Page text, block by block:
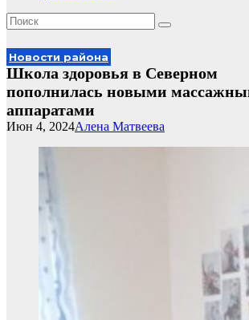
Новости района
Школа здоровья в Северном
пополнилась новыми
аппаратами
Алена Матвеева
Июн 4, 2024